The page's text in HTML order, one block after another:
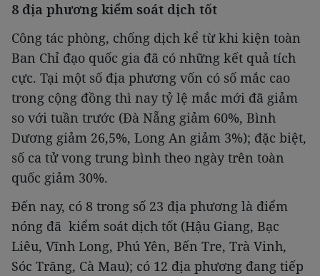
8 địa phương kiểm soát dịch tốt
Công tác phòng, chống dịch kể từ khi kiện toàn
Ban Chỉ đạo quốc gia đã có những kết quả tích
cực. Tại một số địa phương vốn có số mắc cao
trong cộng đồng thì nay tỷ lệ mắc mới đã giảm
so với tuần trước (Đà Nẵng giảm 60%, Bình
Dương giảm 26,5%, Long An giảm 3%); đặc biệt,
số ca tử vong trung bình theo ngày trên toàn
quốc giảm 30%.
Đến nay, có 8 trong số 23 địa phương là điểm
nóng đã kiểm soát dịch tốt (Hậu Giang, Bạc
Liêu, Vĩnh Long, Phú Yên, Bến Tre, Trà Vinh,
Sóc Trăng, Cà Mau); có 12 địa phương đang tiếp